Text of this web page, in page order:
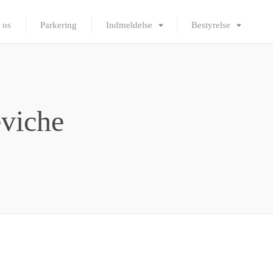
Parkering Indmeldelse Bestyrelse